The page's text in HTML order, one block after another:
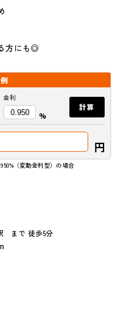
方にも◎
金利
%
計算
円
（変動金利型）の場合
まで 徒歩5分